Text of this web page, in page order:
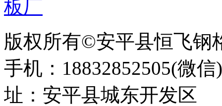
版权所有©安平县恒飞钢
手机：18832852505(微
址：安平县城东开发区